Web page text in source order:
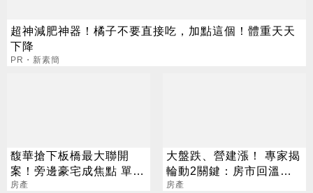
超神減肥神器！橘子不要直接吃，加點這個！體重天天
下降
PR・新素簡
馥華搶下板橋最大聯開
案！旁邊豪宅成焦點 單價
破3位數「有企圖心」
房產
大盤跌、營建漲！ 專家揭
輪動2關鍵：房市回溫前
兆
房產